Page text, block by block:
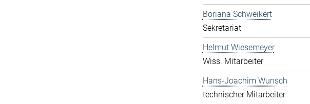
Boriana Schweikert
Sekretariat
Helmut Wiesemeyer
Wiss. Mitarbeiter
Hans-Joachim Wunsch
technischer Mitarbeiter